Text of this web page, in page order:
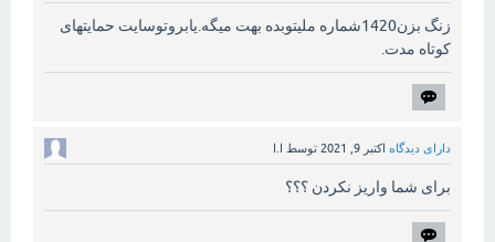
زنگ بزن1420شماره ملیتوبده بهت میگه.یابروتوسایت حمایتهای
کوتاه مدت.
دارای دیدگاه اکتبر 9, 2021 توسط ا.ا
برای شما واریز نکردن ؟؟؟